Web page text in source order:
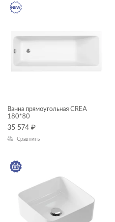
ЦВЕТ
КОЛЛЕКЦИЯ
Ванна прямоугольная CREA
180*80
35 574 ₽
Сравнить